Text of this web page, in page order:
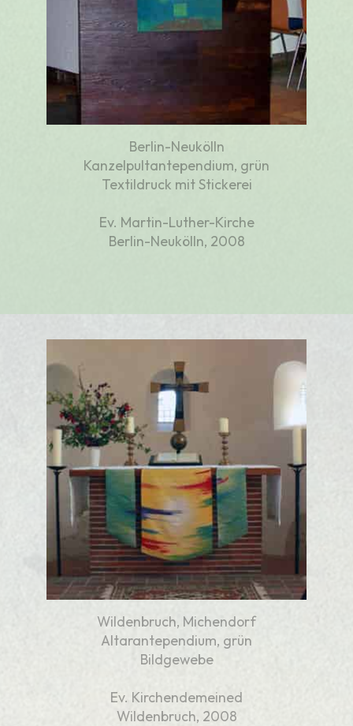
Berlin-Neukölln
Kanzelpultantependium, grün
Textildruck mit Stickerei
Ev. Martin-Luther-Kirche
Berlin-Neukölln, 2008
Wildenbruch, Michendorf
Altarantependium, grün
Bildgewebe
Ev. Kirchendemeined
Wildenbruch, 2008